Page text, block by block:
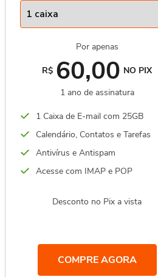
Por apenas
R$ 60,00 NO PIX
1 ano de assinatura
1 Caixa de E-mail com 25GB
Calendário, Contatos e Tarefas
Antivírus e Antispam
Acesse com IMAP e POP
Desconto no Pix a vista
COMPRE AGORA